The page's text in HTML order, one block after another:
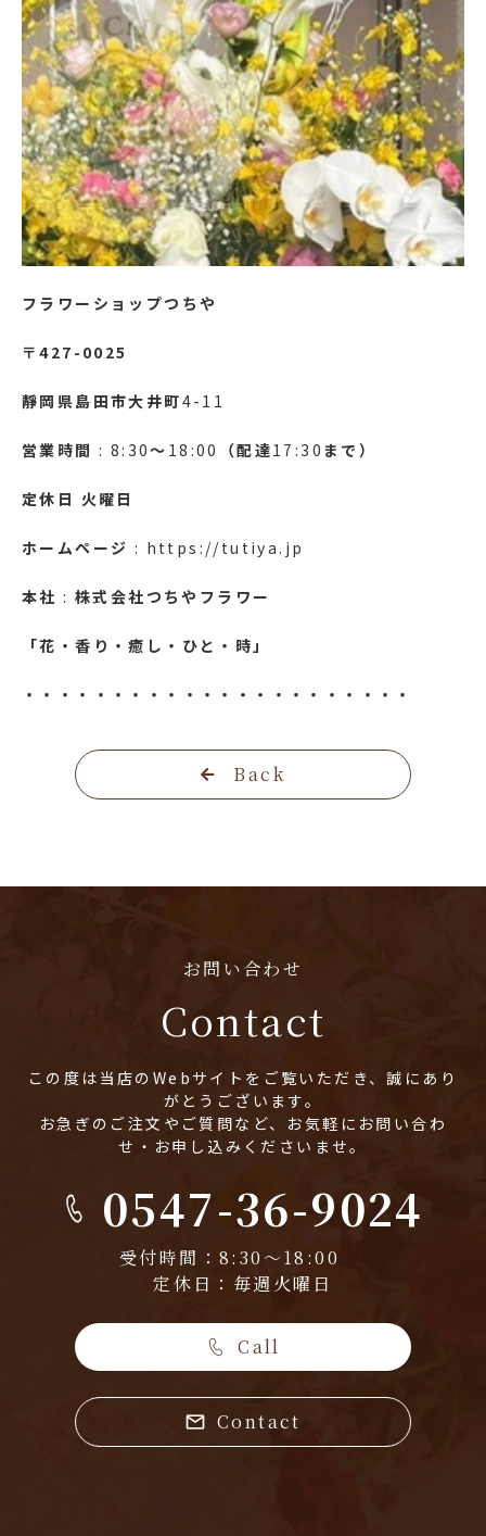
フラワーショップつちや
〒427-0025
靜岡県島田市大井町4-11
営業時間 : 8:30～ 18:00 （配達17:30 まで）
定休日 火曜日
ホームページ : https://tutiya.jp
本社 :株式会社つちやフラワー
「花・香り・癒し・ひと・時」
・・・・・・・・・・・・・・・・・・・・・・
Back
お問い合わせ
Contact
この度は当店のWebサイトをご覧いただき、誠にあり
がとうございます。
お急ぎのご注文やご質問など、お気軽にお問い合わ
せ・お申し込みくださいませ。
0547-36-9024
受付時間：8:30～18:00
定休日：毎週火曜日
Call
Contact